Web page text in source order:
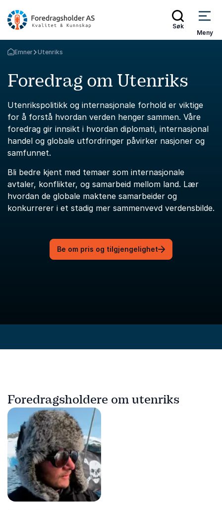
Søk
Meny
Gå tilbake til startsiden
Emner Utenriks
Foredrag om Utenriks
Utenrikspolitikk og internasjonale forhold er viktige
for å forstå hvordan verden henger sammen. Våre
foredrag gir innsikt i hvordan diplomati, internasjonal
handel og globale utfordringer påvirker nasjoner og
samfunnet.
Bli bedre kjent med temaer som internasjonale
avtaler, konflikter, og samarbeid mellom land. Lær
hvordan de globale maktene samarbeider og
konkurrerer i et stadig mer sammenvevd verdensbilde.
Be om pris og tilgjengelighet
Foredragsholdere om utenriks